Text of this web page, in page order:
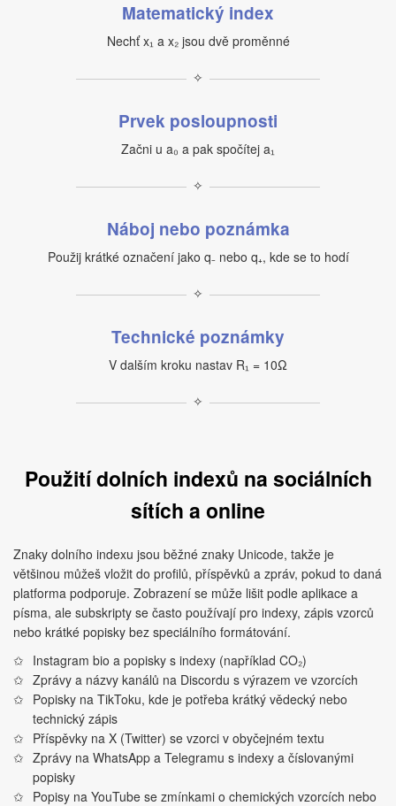
Matematický index
Nechť x₁ a x₂ jsou dvě proměnné
✧
Prvek posloupnosti
Začni u a₀ a pak spočítej a₁
✧
Náboj nebo poznámka
Použij krátké označení jako q₋ nebo q₊, kde se to hodí
✧
Technické poznámky
V dalším kroku nastav R₁ = 10Ω
✧
Použití dolních indexů na sociálních
sítích a online
Znaky dolního indexu jsou běžné znaky Unicode, takže je
většinou můžeš vložit do profilů, příspěvků a zpráv, pokud to daná
platforma podporuje. Zobrazení se může lišit podle aplikace a
písma, ale subskripty se často používají pro indexy, zápis vzorců
nebo krátké popisky bez speciálního formátování.
Instagram bio a popisky s indexy (například CO₂)
Zprávy a názvy kanálů na Discordu s výrazem ve vzorcích
Popisky na TikToku, kde je potřeba krátký vědecký nebo
technický zápis
Příspěvky na X (Twitter) se vzorci v obyčejném textu
Zprávy na WhatsApp a Telegramu s indexy a číslovanými
popisky
Popisy na YouTube se zmínkami o chemických vzorcích nebo